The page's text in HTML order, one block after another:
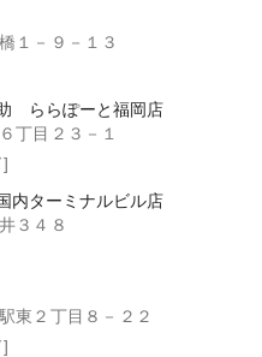
１－９－１３
ららぽーと福岡店
丁目２３－１
内ターミナルビル店
３４８
東２丁目８－２２